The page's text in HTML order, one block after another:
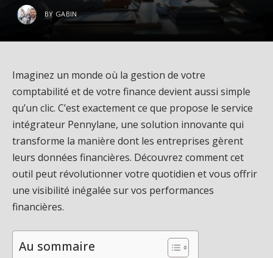
BY GABIN
Imaginez un monde où la gestion de votre
comptabilité et de votre finance devient aussi simple
qu’un clic. C’est exactement ce que propose le service
intégrateur Pennylane, une solution innovante qui
transforme la manière dont les entreprises gèrent
leurs données financières. Découvrez comment cet
outil peut révolutionner votre quotidien et vous offrir
une visibilité inégalée sur vos performances
financières.
Au sommaire